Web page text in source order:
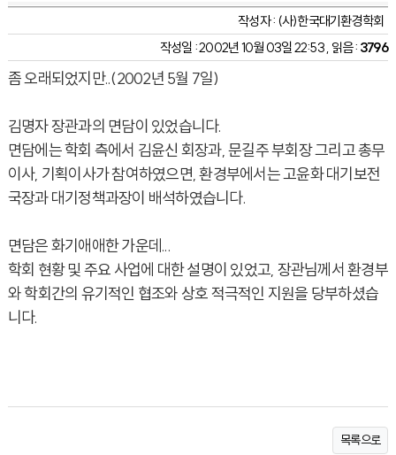
작성자 : (사)한국대기환경학회
작성일 : 2002년 10월 03일 22:53 , 읽음 : 3796
좀 오래되었지만..(2002년 5월 7일)
김명자 장관과의 면담이 있었습니다.
면담에는 학회 측에서 김윤신 회장과, 문길주 부회장 그리고 총무
이사, 기획이사가 참여하였으면, 환경부에서는 고윤화 대기보전
국장과 대기정책과장이 배석하였습니다.
면담은 화기애애한 가운데...
학회 현황 및 주요 사업에 대한 설명이 있었고, 장관님께서 환경부
와 학회간의 유기적인 협조와 상호 적극적인 지원을 당부하셨습
니다.
목록으로